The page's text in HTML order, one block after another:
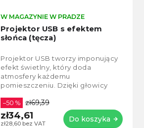
Projektor USB s efektem
słońca (tęcza)
W MAGAZYNIE W PRADZE
zł28,60 bez VAT
–50 % zł69,39
zł34,61 Do koszyka
Projektor USB tworzy imponujący
efekt świetlny, który doda
atmosfery każdemu
pomieszczeniu. Dzięki głowicy
można łatwo dostosować do
potrzeb....